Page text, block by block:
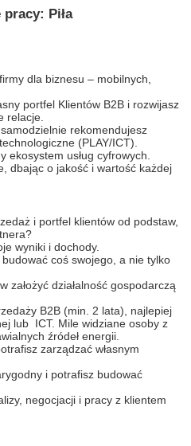
pracy: Piła
dla biznesu – mobilnych,
portfel Klientów B2B i rozwijasz
relacje.
rekomendujesz
(PLAY/ICT).
ekosystem usług cyfrowych.
dbając o jakość i wartość każdej
i portfel klientów od podstaw,
wyniki i dochody.
coś swojego, a nie tylko
założyć działalność gospodarczą
B2B (min. 2 lata), najlepiej
lub ICT. Mile widziane osoby z
źródeł energii.
zarządzać własnym
i potrafisz budować
negocjacji i pracy z klientem